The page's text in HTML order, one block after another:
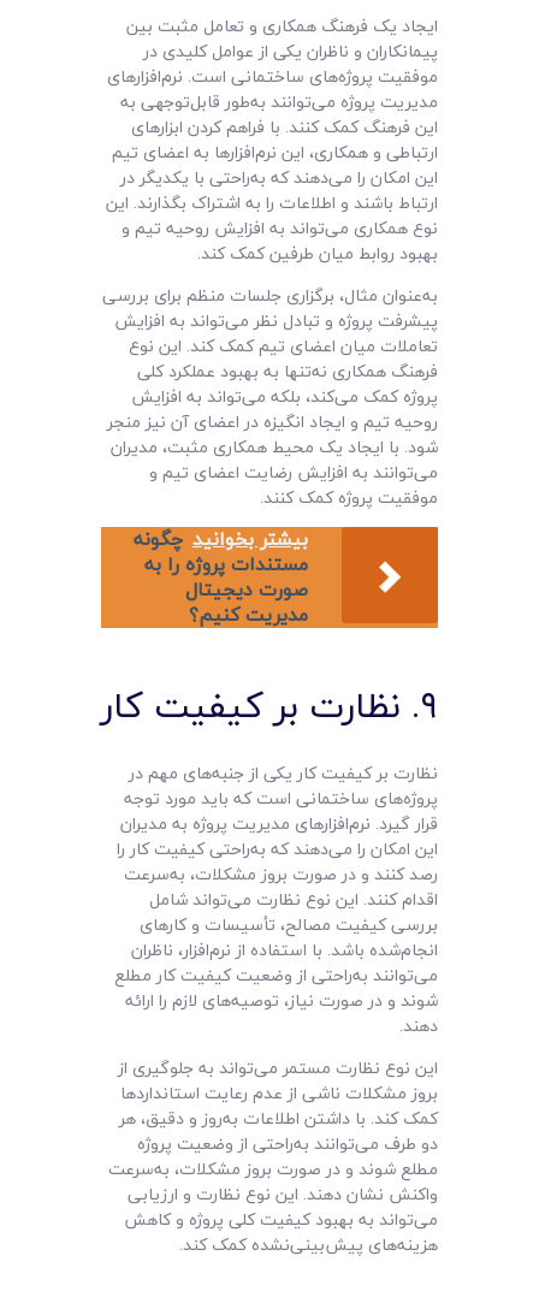
ایجاد یک فرهنگ همکاری و تعامل مثبت بین
پیمانکاران و ناظران یکی از عوامل کلیدی در
موفقیت پروژه‌های ساختمانی است. نرم‌افزارهای
مدیریت پروژه می‌توانند به‌طور قابل‌توجهی به
این فرهنگ کمک کنند. با فراهم کردن ابزارهای
ارتباطی و همکاری، این نرم‌افزارها به اعضای تیم
این امکان را می‌دهند که به‌راحتی با یکدیگر در
ارتباط باشند و اطلاعات را به اشتراک بگذارند. این
نوع همکاری می‌تواند به افزایش روحیه تیم و
بهبود روابط میان طرفین کمک کند.
به‌عنوان مثال، برگزاری جلسات منظم برای بررسی
پیشرفت پروژه و تبادل نظر می‌تواند به افزایش
تعاملات میان اعضای تیم کمک کند. این نوع
فرهنگ همکاری نه‌تنها به بهبود عملکرد کلی
پروژه کمک می‌کند، بلکه می‌تواند به افزایش
روحیه تیم و ایجاد انگیزه در اعضای آن نیز منجر
شود. با ایجاد یک محیط همکاری مثبت، مدیران
می‌توانند به افزایش رضایت اعضای تیم و
موفقیت پروژه کمک کنند.
بیشتر بخوانید چگونه
مستندات پروژه را به
صورت دیجیتال
مدیریت کنیم؟
۹. نظارت بر کیفیت کار
نظارت بر کیفیت کار یکی از جنبه‌های مهم در
پروژه‌های ساختمانی است که باید مورد توجه
قرار گیرد. نرم‌افزارهای مدیریت پروژه به مدیران
این امکان را می‌دهند که به‌راحتی کیفیت کار را
رصد کنند و در صورت بروز مشکلات، به‌سرعت
اقدام کنند. این نوع نظارت می‌تواند شامل
بررسی کیفیت مصالح، تأسیسات و کارهای
انجام‌شده باشد. با استفاده از نرم‌افزار، ناظران
می‌توانند به‌راحتی از وضعیت کیفیت کار مطلع
شوند و در صورت نیاز، توصیه‌های لازم را ارائه
دهند.
این نوع نظارت مستمر می‌تواند به جلوگیری از
بروز مشکلات ناشی از عدم رعایت استانداردها
کمک کند. با داشتن اطلاعات به‌روز و دقیق، هر
دو طرف می‌توانند به‌راحتی از وضعیت پروژه
مطلع شوند و در صورت بروز مشکلات، به‌سرعت
واکنش نشان دهند. این نوع نظارت و ارزیابی
می‌تواند به بهبود کیفیت کلی پروژه و کاهش
هزینه‌های پیش‌بینی‌نشده کمک کند.